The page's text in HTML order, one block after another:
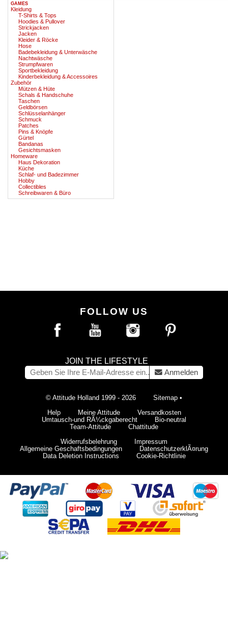
GAMES
Kleidung
T-Shirts & Tops
Hoodies & Pullover
Strickjacken
Jacken
Kleider & Röcke
Hose
Badebekleidung & Unterwäsche
Nachtwäsche
Strumpfwaren
Sportbekleidung
Kinderbekleidung & Accessoires
Zubehör
Mützen & Hüte
Schals & Handschuhe
Taschen
Geldbörsen
Schlüsselanhänger
Schmuck
Patches
Pins & Knöpfe
Gürtel
Bandanas
Gesichtsmasken
Homeware
Haus Dekoration
Küche
Schlaf- und Badezimmer
Hobby
Collectibles
Schreibwaren & Büro
FOLLOW US
JOIN THE LIFESTYLE
Anmelden
© Attitude Holland 1999 - 2026 Sitemap •
Help
Meine Attitude
Versandkosten
Umtausch-und RÃ¼ckgaberecht
Bio-neutral
Team-Attitude
Chattitude
Widerrufsbelehrung
Impressum
Allgemeine Geschaftsbedingungen
DatenschutzerklÃ¤rung
Data Deletion Instructions
Cookie-Richtlinie